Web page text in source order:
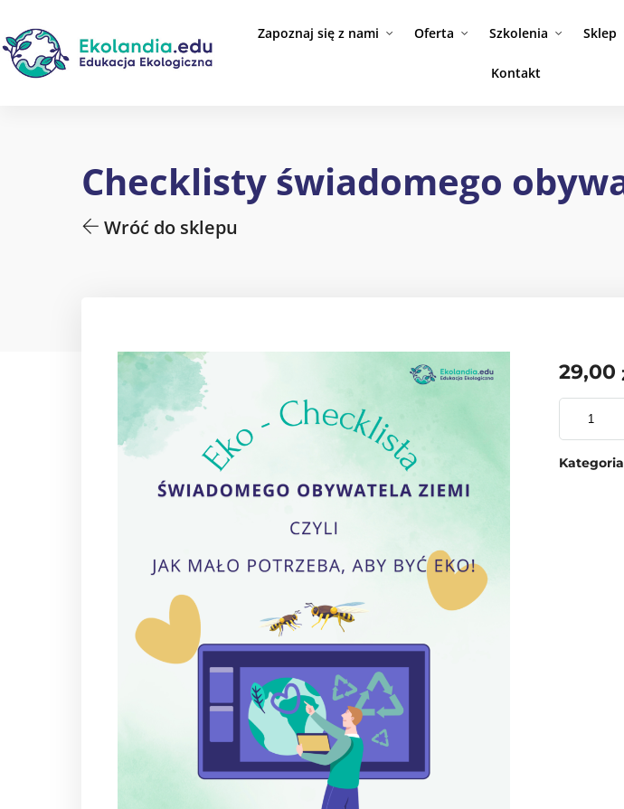
Zapoznaj się z nami Oferta Szkolenia Sklep
Kontakt
Checklisty świadomego
Wróć do sklepu
29,00